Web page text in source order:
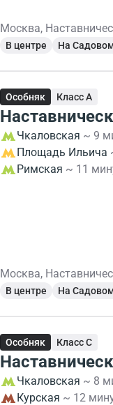
Москва,
В центре На
Особняк Класс A
Чкаловская ~ 9
Площадь Ильича
Римская ~ 11
Москва,
В центре На
Особняк Класс C
Чкаловская ~ 8
Курская ~ 12